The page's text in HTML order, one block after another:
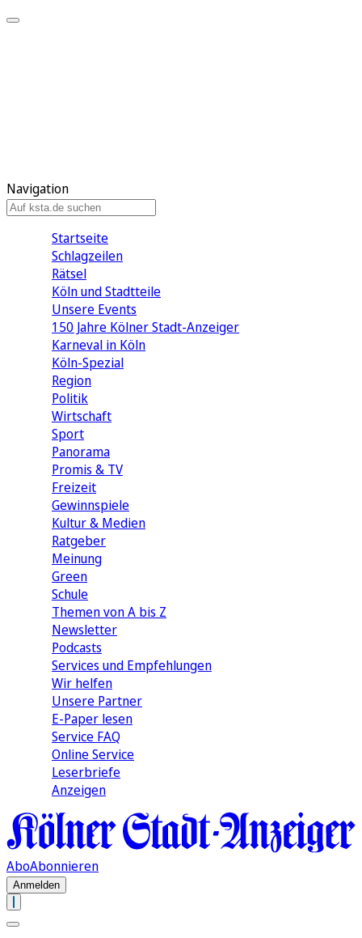
Navigation
Startseite
Schlagzeilen
Rätsel
Köln und Stadtteile
Unsere Events
150 Jahre Kölner Stadt-Anzeiger
Karneval in Köln
Köln-Spezial
Region
Politik
Wirtschaft
Sport
Panorama
Promis & TV
Freizeit
Gewinnspiele
Kultur & Medien
Ratgeber
Meinung
Green
Schule
Themen von A bis Z
Newsletter
Podcasts
Services und Empfehlungen
Wir helfen
Unsere Partner
E-Paper lesen
Service FAQ
Online Service
Leserbriefe
Anzeigen
AboAbonnieren
Anmelden